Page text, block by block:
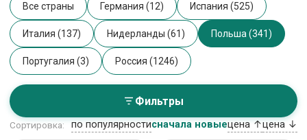
Все страны Германия (12) Испания (525)
Италия (137) Нидерланды (61) Польша (341)
Португалия (3) Россия (1246)
Фильтры
Сортировка: по популярностисначала новыецена ↑цена ↓